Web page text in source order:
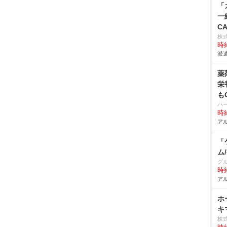
一
株
時
派
薬
栄
も
ハ
時
ア
ム
グ
時
ア
ホ
キ
株